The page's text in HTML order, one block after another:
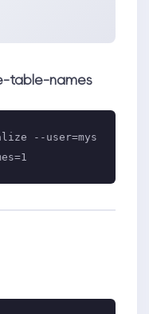
table-names
--user=mys